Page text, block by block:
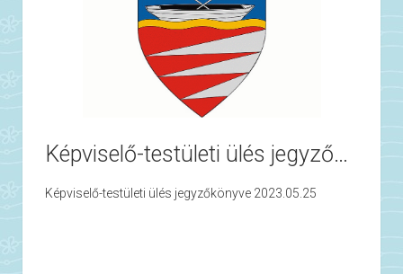
Képviselő-testületi ülés jegyzőkönyve 2023.05.25
Képviselő-testületi ülés jegyzőkönyve 2023.05.25